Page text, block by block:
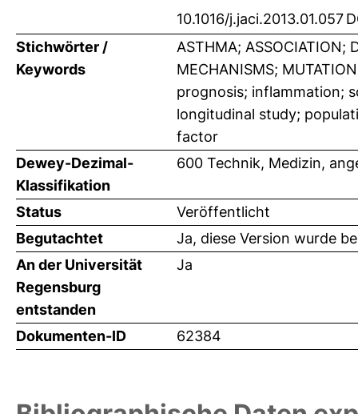
10.1016/j.jaci.2013.01.057
Stichwörter /
Keywords
ASTHMA; ASSOCIATION;
MECHANISMS;
prognosis; inflammation;
longitudinal study;
factor
Dewey-Dezimal-
Klassifikation
600 Technik, Medizin,
Status
Veröffentlicht
Begutachtet
Ja, diese Version wurde
An der Universität
Regensburg
entstanden
Ja
Dokumenten-ID 62384